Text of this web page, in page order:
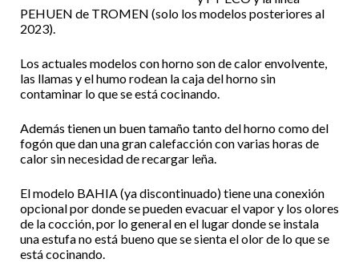
PEHUEN de TROMEN (solo los modelos posteriores al
2023).
Los actuales modelos con horno son de calor envolvente,
las llamas y el humo rodean la caja del horno sin
contaminar lo que se está cocinando.
Además tienen un buen tamaño tanto del horno como del
fogón que dan una gran calefacción con varias horas de
calor sin necesidad de recargar leña.
El modelo BAHIA (ya discontinuado) tiene una conexión
opcional por donde se pueden evacuar el vapor y los olores
de la cocción, por lo general en el lugar donde se instala
una estufa no está bueno que se sienta el olor de lo que se
está cocinando.